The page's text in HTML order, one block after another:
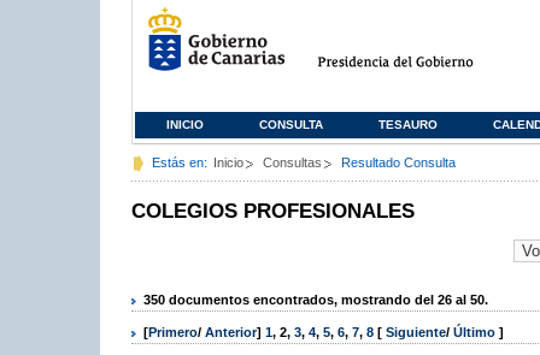
INICIO CONSULTA TESAURO
Estás en: Inicio Consultas Resultado Consulta
COLEGIOS PROFESIONALES
350 documentos encontrados, mostrando del 26 al 50.
[Primero/ Anterior] 1, 2, 3, 4, 5, 6, 7, 8 [ Siguiente/ Último ]